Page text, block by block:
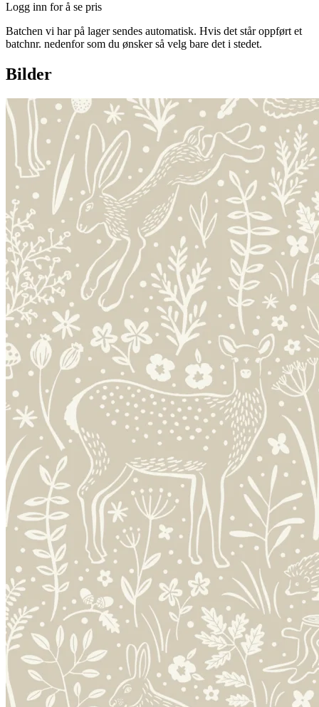
Logg inn for å se pris
Batchen vi har på lager sendes automatisk. Hvis det står oppført et
batchnr. nedenfor som du ønsker så velg bare det i stedet.
Bilder